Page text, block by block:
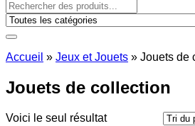
Accueil » Jeux et Jouets » Jouets de
Jouets de collection
Voici le seul résultat